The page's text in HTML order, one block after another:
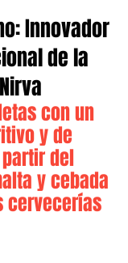
Innovador
de la
con un
y de
del
y cebada
cervecerías